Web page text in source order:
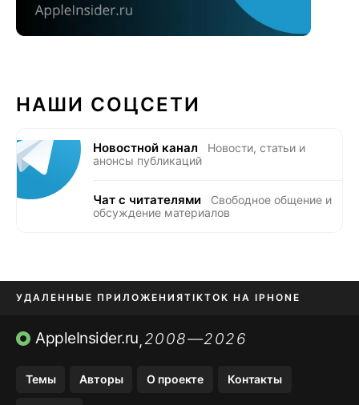
НАШИ СОЦСЕТИ
Новостной канал
Новости, статьи и
анонсы публикаций
Чат с читателями
Свободное общение и
обсуждение материалов
УДАЛЕННЫЕ ПРИЛОЖЕНИЯTIKTOK НА IPHONE
ПРИЛОЖЕНИЯ БЕЗ APP STORE
AppleInsider.ru,2008—2026
Темы Авторы О проекте Контакты